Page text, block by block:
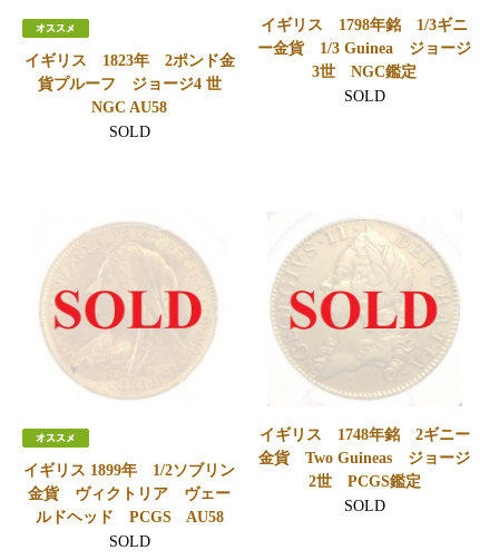
イギリス 1823年 2ポンド金
貨プルーフ ジョージ4 世
NGC AU58
SOLD
イギリス 1798年銘 1/3ギニ
ー金貨 1/3 Guinea ジョージ
3世 NGC鑑定
SOLD
イギリス 1899年 1/2ソブリン
金貨 ヴィクトリア ヴェー
ルドヘッド PCGS AU58
SOLD
イギリス 1748年銘 2ギニー
金貨 Two Guineas ジョージ
2世 PCGS鑑定
SOLD